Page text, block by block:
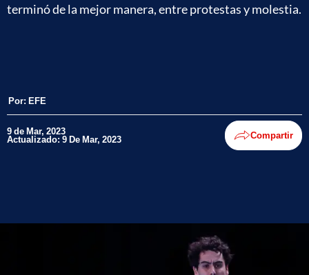
terminó de la mejor manera, entre protestas y molestia.
Por: EFE
9 de Mar, 2023
Actualizado: 9 De Mar, 2023 Compartir